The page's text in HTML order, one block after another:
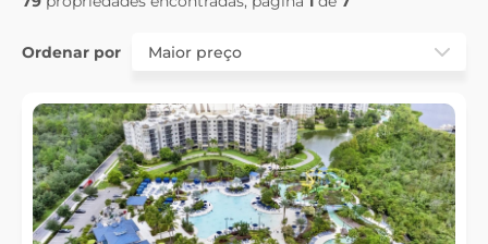
Ordenar por